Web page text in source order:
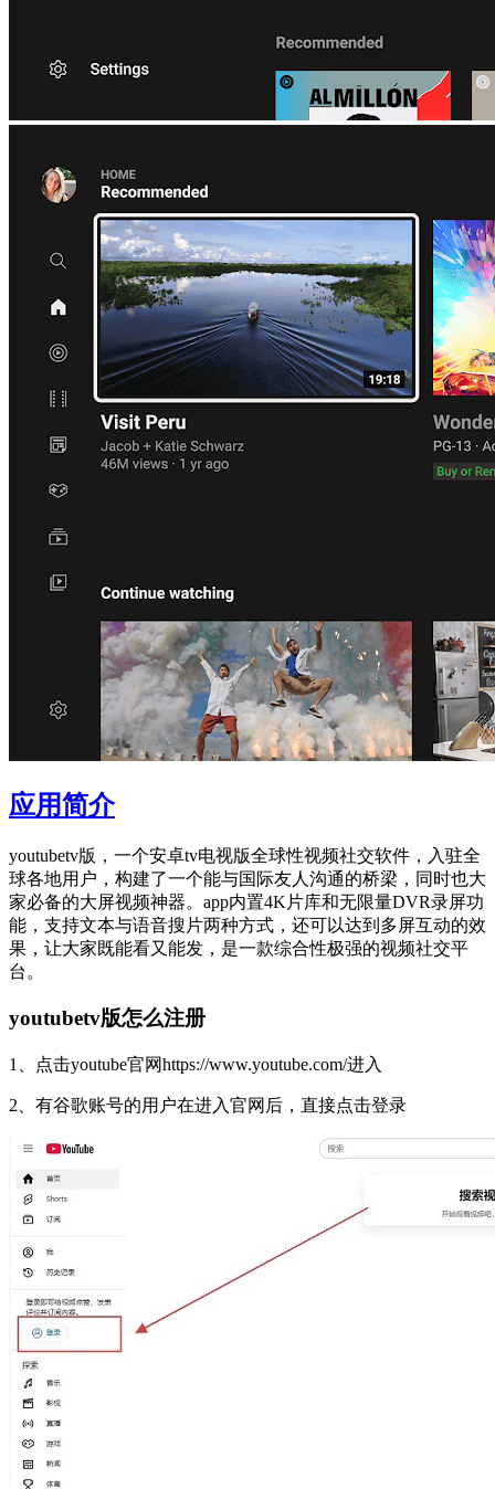
应用简介
youtubetv版，一个安卓tv电视版全球性视频社交软件，入驻全
球各地用户，构建了一个能与国际友人沟通的桥梁，同时也大
家必备的大屏视频神器。app内置4K片库和无限量DVR录屏功
能，支持文本与语音搜片两种方式，还可以达到多屏互动的效
果，让大家既能看又能发，是一款综合性极强的视频社交平
台。
youtubetv版怎么注册
1、点击youtube官网https://www.youtube.com/进入
2、有谷歌账号的用户在进入官网后，直接点击登录